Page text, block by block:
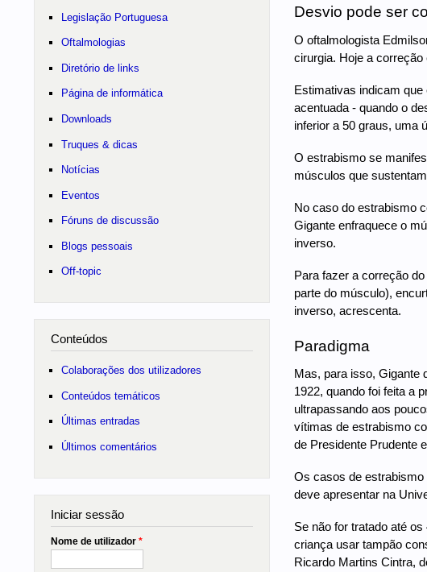
Desvio pode ser
O oftalmologista
cirurgia. Hoje a
Estimativas indicam
acentuada - quando o
inferior a 50 graus, uma
O estrabismo se
músculos que
No caso do estrabismo
Gigante enfraquece o
inverso.
Para fazer a correção
parte do músculo),
inverso, acrescenta.
Paradigma
Mas, para isso, Gigante
1922, quando foi feita a
ultrapassando aos
vítimas de estrabismo
de Presidente Prudente
Os casos de estrabismo
deve apresentar na
Se não for tratado até
criança usar tampão
Ricardo Martins Cintra,
Legislação Portuguesa
Oftalmologias
Diretório de links
Página de informática
Downloads
Truques & dicas
Notícias
Eventos
Fóruns de discussão
Blogs pessoais
Off-topic
Conteúdos
Colaborações dos utilizadores
Conteúdos temáticos
Últimas entradas
Últimos comentários
Iniciar sessão
Nome de utilizador *